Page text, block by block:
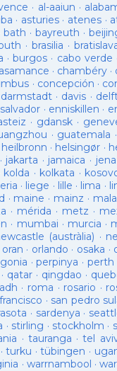
· al-aaiun ·
· asturies· atenes ·
bath · bayreuth ·
· brasilia ·
·burgos · cabo verde
· chambéry ·
· concepción ·
darmstadt· davis ·
· enniskillen ·
· gdansk ·
· guatemala ·
heilbronn · helsingør ·
· jakarta · jamaica · jena
kolda · kolkata ·
· liege · lille · lima ·
· maine · mainz ·
· mérida · metz ·
· mumbai · murcia ·
(austràlia) ·
oran · orlando · osaka ·
·perpinya · perth
· qatar · qingdao ·
· roma · rosario ·
· san pedro
· sardenya ·
· stirling · stockholm ·
· tauranga ·tel
·turku ·tübingen ·
· warrnambool ·